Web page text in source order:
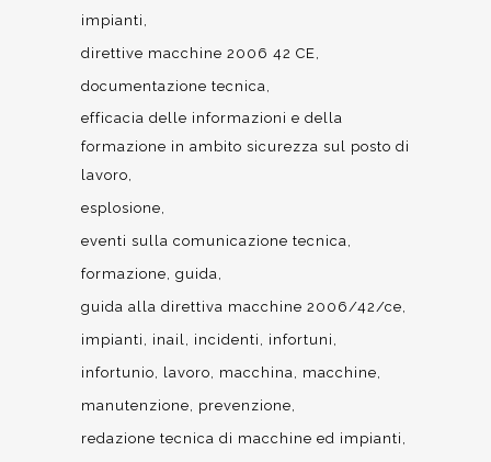
impianti
direttive macchine 2006 42 CE
documentazione tecnica
efficacia delle informazioni e della
formazione in ambito sicurezza sul posto di
lavoro
esplosione
eventi sulla comunicazione tecnica
formazione guida
guida alla direttiva macchine 2006/42/ce
impianti
inail incidenti
infortuni
infortunio
lavoro macchina
macchine
manutenzione
prevenzione
redazione tecnica di macchine ed impianti